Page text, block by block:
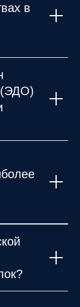
в
(ЭДО)